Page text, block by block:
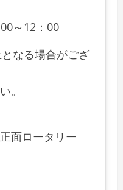
～12：00
なる場合がござ
。
面ロータリー